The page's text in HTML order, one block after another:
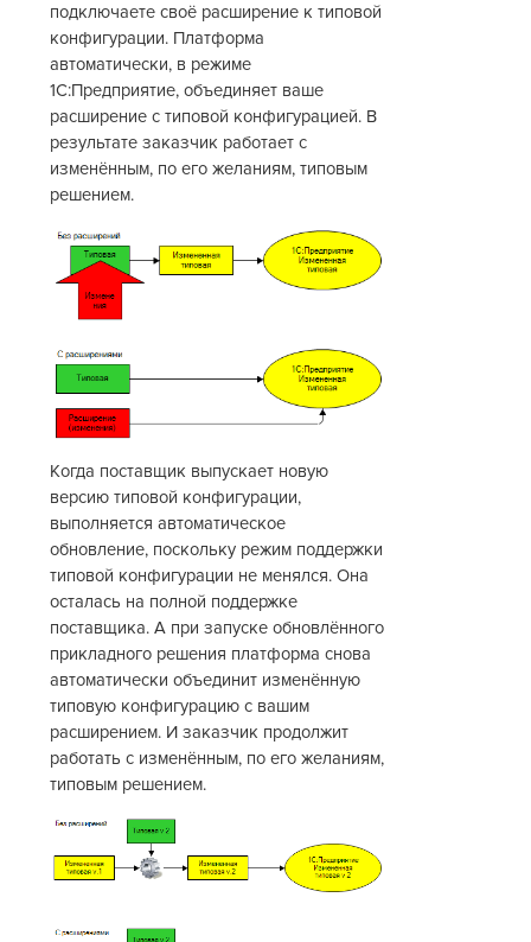
подключаете своё расширение к типовой
конфигурации. Платформа
автоматически, в режиме
1С:Предприятие, объединяет ваше
расширение с типовой конфигурацией. В
результате заказчик работает с
изменённым, по его желаниям, типовым
решением.
Когда поставщик выпускает новую
версию типовой конфигурации,
выполняется автоматическое
обновление, поскольку режим поддержки
типовой конфигурации не менялся. Она
осталась на полной поддержке
поставщика. А при запуске обновлённого
прикладного решения платформа снова
автоматически объединит изменённую
типовую конфигурацию с вашим
расширением. И заказчик продолжит
работать с изменённым, по его желаниям,
типовым решением.